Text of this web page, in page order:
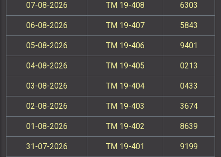
07-08-2026 TM 19-408 6303
06-08-2026 TM 19-407 5843
05-08-2026 TM 19-406 9401
04-08-2026 TM 19-405 0213
03-08-2026 TM 19-404 0433
02-08-2026 TM 19-403 3674
01-08-2026 TM 19-402 8639
31-07-2026 TM 19-401 9199